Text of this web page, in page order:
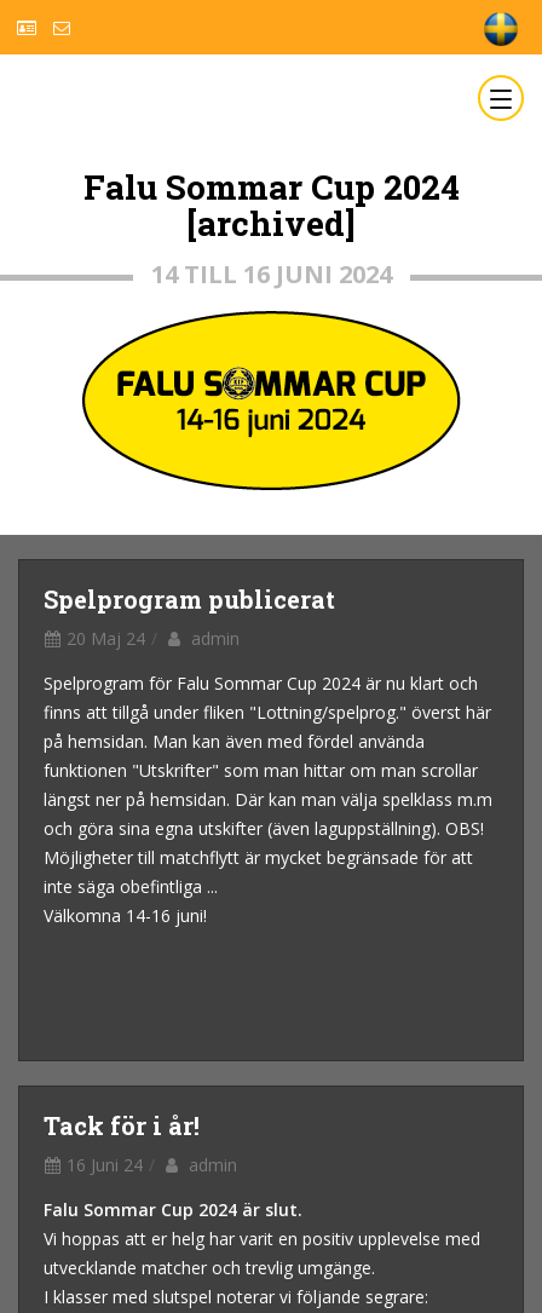
Falu Sommar Cup 2024
[archived]
14 TILL 16 JUNI 2024
Spelprogram publicerat
20 Maj 24
admin
Spelprogram för Falu Sommar Cup 2024 är nu klart och
finns att tillgå under fliken "Lottning/spelprog." överst här
på hemsidan. Man kan även med fördel använda
funktionen "Utskrifter" som man hittar om man scrollar
längst ner på hemsidan. Där kan man välja spelklass m.m
och göra sina egna utskifter (även laguppställning). OBS!
Möjligheter till matchflytt är mycket begränsade för att
inte säga obefintliga ...
Välkomna 14-16 juni!
Tack för i år!
16 Juni 24
admin
Falu Sommar Cup 2024 är slut.
Vi hoppas att er helg har varit en positiv upplevelse med
utvecklande matcher och trevlig umgänge.
I klasser med slutspel noterar vi följande segrare: